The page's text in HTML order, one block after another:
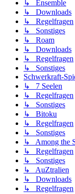
↳ Ensemble
↳ Downloads
↳ Regelfragen
↳ Sonstiges
↳ Roam
↳ Downloads
↳ Regelfragen
↳ Sonstiges
Schwerkraft-
↳ 7 Seelen
↳ Regelfragen
↳ Sonstiges
↳ Bitoku
↳ Regelfragen
↳ Sonstiges
↳ Among the
↳ Regelfragen
↳ Sonstiges
↳ AuZtralien
↳ Downloads
↳ Regelfragen